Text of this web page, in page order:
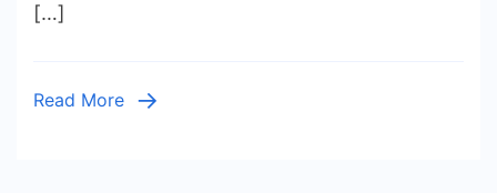
[…]
Read More